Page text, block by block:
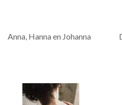
Anna, Hanna en Johanna